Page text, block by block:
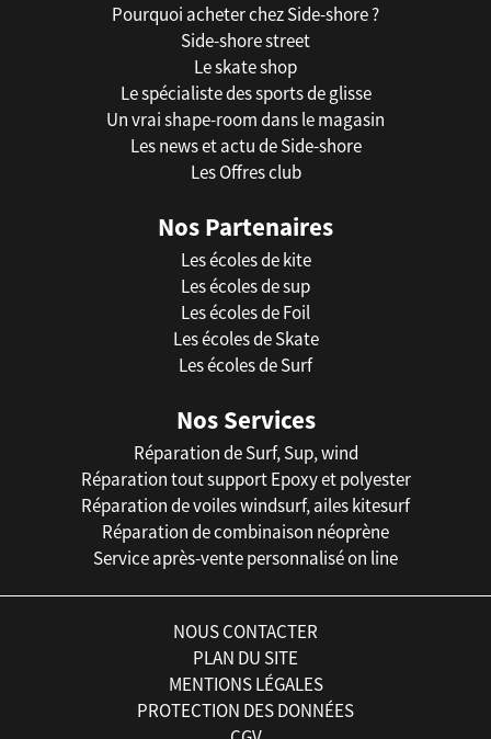
Pourquoi acheter chez Side-shore ?
Side-shore street
Le skate shop
Le spécialiste des sports de glisse
Un vrai shape-room dans le magasin
Les news et actu de Side-shore
Les Offres club
Nos Partenaires
Les écoles de kite
Les écoles de sup
Les écoles de Foil
Les écoles de Skate
Les écoles de Surf
Nos Services
Réparation de Surf, Sup, wind
Réparation tout support Epoxy et polyester
Réparation de voiles windsurf, ailes kitesurf
Réparation de combinaison néoprène
Service après-vente personnalisé on line
NOUS CONTACTER
PLAN DU SITE
MENTIONS LÉGALES
PROTECTION DES DONNÉES